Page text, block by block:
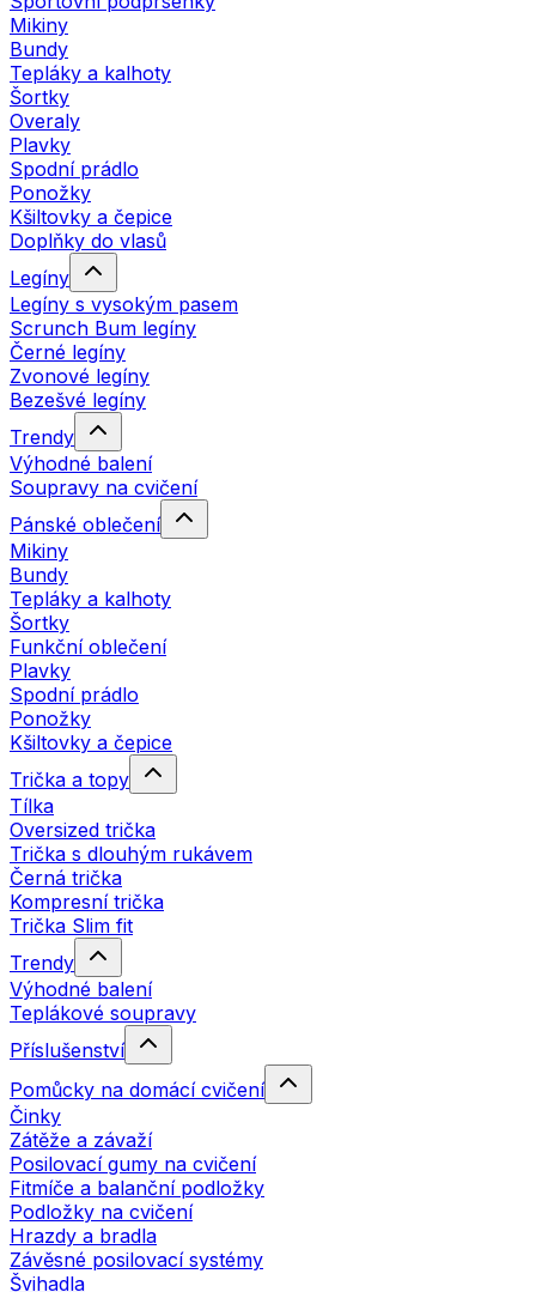
Mikiny
Bundy
Tepláky a kalhoty
Šortky
Overaly
Plavky
Spodní prádlo
Ponožky
Kšiltovky a čepice
Doplňky do vlasů
Legíny
Legíny s vysokým pasem
Scrunch Bum legíny
Černé legíny
Zvonové legíny
Bezešvé legíny
Trendy
Výhodné balení
Soupravy na cvičení
Pánské oblečení
Mikiny
Bundy
Tepláky a kalhoty
Šortky
Funkční oblečení
Plavky
Spodní prádlo
Ponožky
Kšiltovky a čepice
Trička a topy
Tílka
Oversized trička
Trička s dlouhým rukávem
Černá trička
Kompresní trička
Trička Slim fit
Trendy
Výhodné balení
Teplákové soupravy
Příslušenství
Pomůcky na domácí cvičení
Činky
Zátěže a závaží
Posilovací gumy na cvičení
Fitmíče a balanční podložky
Podložky na cvičení
Hrazdy a bradla
Závěsné posilovací systémy
Švihadla